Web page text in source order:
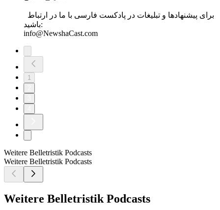
باشید:
info@NewshaCast.com
1
Weitere Belletristik Podcasts
Weitere Belletristik Podcasts
Weitere Belletristik Podcasts